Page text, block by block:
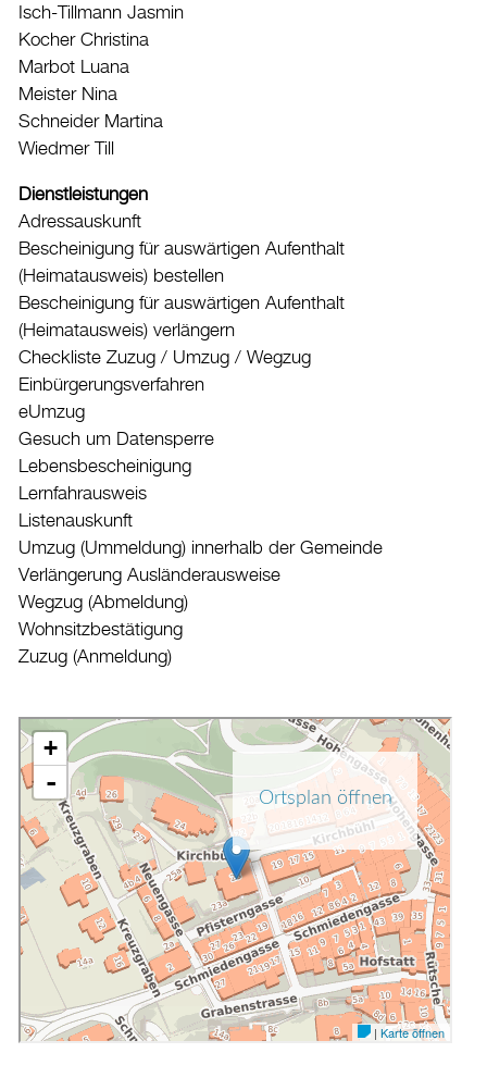
Isch-Tillmann Jasmin
Kocher Christina
Marbot Luana
Meister Nina
Schneider Martina
Wiedmer Till
Dienstleistungen
Adressauskunft
Bescheinigung für auswärtigen Aufenthalt
(Heimatausweis) bestellen
Bescheinigung für auswärtigen Aufenthalt
(Heimatausweis) verlängern
Checkliste Zuzug / Umzug / Wegzug
Einbürgerungsverfahren
eUmzug
Gesuch um Datensperre
Lebensbescheinigung
Lernfahrausweis
Listenauskunft
Umzug (Ummeldung) innerhalb der Gemeinde
Verlängerung Ausländerausweise
Wegzug (Abmeldung)
Wohnsitzbestätigung
Zuzug (Anmeldung)